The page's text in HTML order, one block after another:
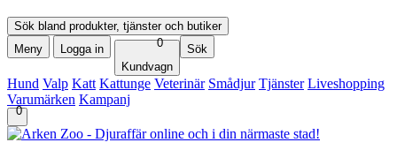
Sök bland produkter, tjänster och butiker
Meny
Logga in
0
Kundvagn
Sök
Hund Valp Katt Kattunge Veterinär Smådjur Tjänster Liveshopping
Varumärken Kampanj
0